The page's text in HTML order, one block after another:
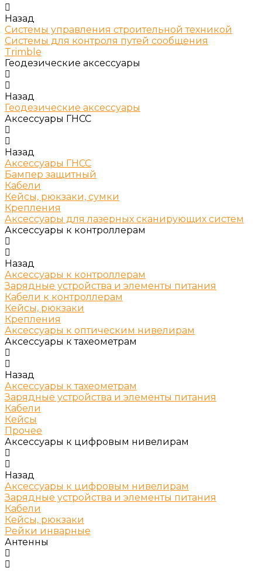
Назад
Системы управления строительной техникой
Системы для контроля путей сообщения
Trimble
Геодезические аксессуары
Назад
Геодезические аксессуары
Аксессуары ГНСС
Назад
Аксессуары ГНСС
Бампер защитный
Кабели
Кейсы, рюкзаки, сумки
Крепления
Аксессуары для лазерных сканирующих систем
Аксессуары к контроллерам
Назад
Аксессуары к контроллерам
Зарядные устройства и элементы питания
Кабели к контроллерам
Кейсы, рюкзаки
Крепления
Аксессуары к оптическим нивелирам
Аксессуары к тахеометрам
Назад
Аксессуары к тахеометрам
Зарядные устройства и элементы питания
Кабели
Кейсы
Прочее
Аксессуары к цифровым нивелирам
Назад
Аксессуары к цифровым нивелирам
Зарядные устройства и элементы питания
Кабели
Кейсы, рюкзаки
Рейки инварные
Антенны